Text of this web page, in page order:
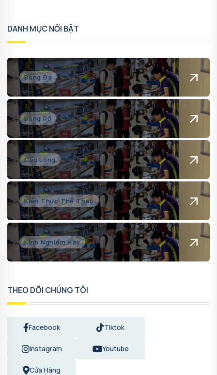
DANH MỤC NỔI BẬT
Bóng Đá
Bóng Rổ
Cầu Lông
Kiến Thức Thể Thao
Kinh Nghiệm Hay
THEO DÕI CHÚNG TÔI
Facebook Tiktok
Instagram Youtube
Cửa Hàng